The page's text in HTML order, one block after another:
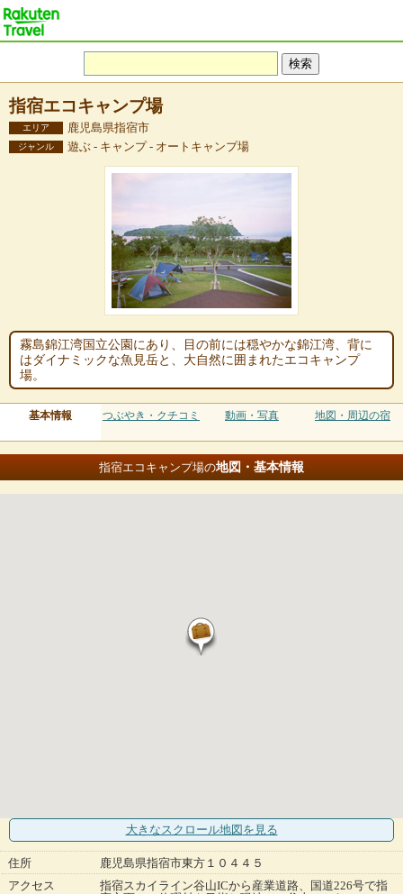
指宿エコキャンプ場
エリア 鹿児島県指宿市
ジャンル 遊ぶ - キャンプ - オートキャンプ場
霧島錦江湾国立公園にあり、目の前には穏やかな錦江湾、背に
はダイナミックな魚見岳と、大自然に囲まれたエコキャンプ
場。
基本情報 つぶやき・クチコミ 動画・写真 地図・周辺の宿
指宿エコキャンプ場の地図・基本情報
大きなスクロール地図 を見る
住所
鹿児島県指宿市東方１０４４５
アクセス
指宿スカイライン谷山ICから産業道路、国道226号で指